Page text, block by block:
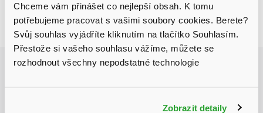
Chceme vám přinášet co nejlepší obsah. K tomu
potřebujeme pracovat s vašimi soubory cookies. Berete?
Svůj souhlas vyjádříte kliknutím na tlačítko Souhlasím.
Přestože si vašeho souhlasu vážíme, můžete se
rozhodnout všechny nepodstatné technologie
Zobrazit detaily
Zeptat se Sdílet
Autodoprava